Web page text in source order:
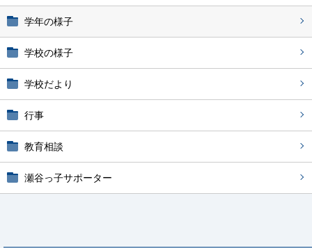
学年の様子
学校の様子
学校だより
行事
教育相談
瀬谷っ子サポーター